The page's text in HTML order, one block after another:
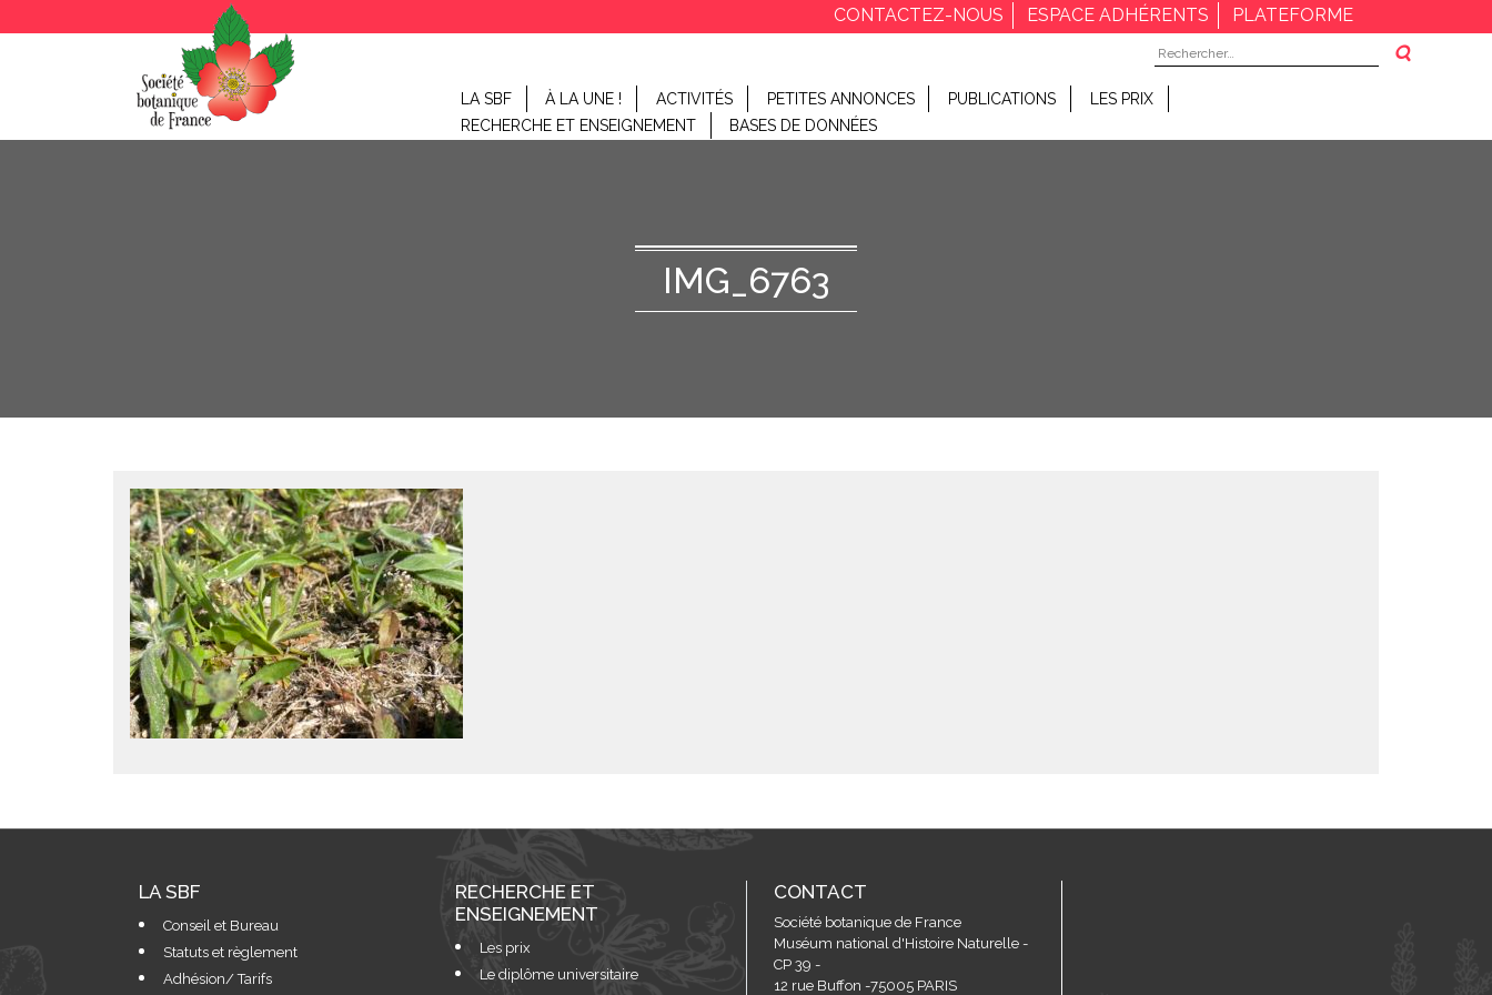
CONTACTEZ-NOUS ESPACE ADHÉRENTS
PLATEFORME
Rechercher :
LA SBF À LA UNE ! ACTIVITÉS PETITES ANNONCES PUBLICATIONS
LES PRIX
RECHERCHE ET ENSEIGNEMENT
BASES DE DONNÉES
IMG_6763
LA SBF
Conseil et Bureau
Statuts et règlement
Adhésion/ Tarifs
RECHERCHE ET
ENSEIGNEMENT
Les prix
Le diplôme universitaire
CONTACT
Société botanique de France
Muséum national d'Histoire Naturelle -
CP 39 -
12 rue Buffon -75005 PARIS